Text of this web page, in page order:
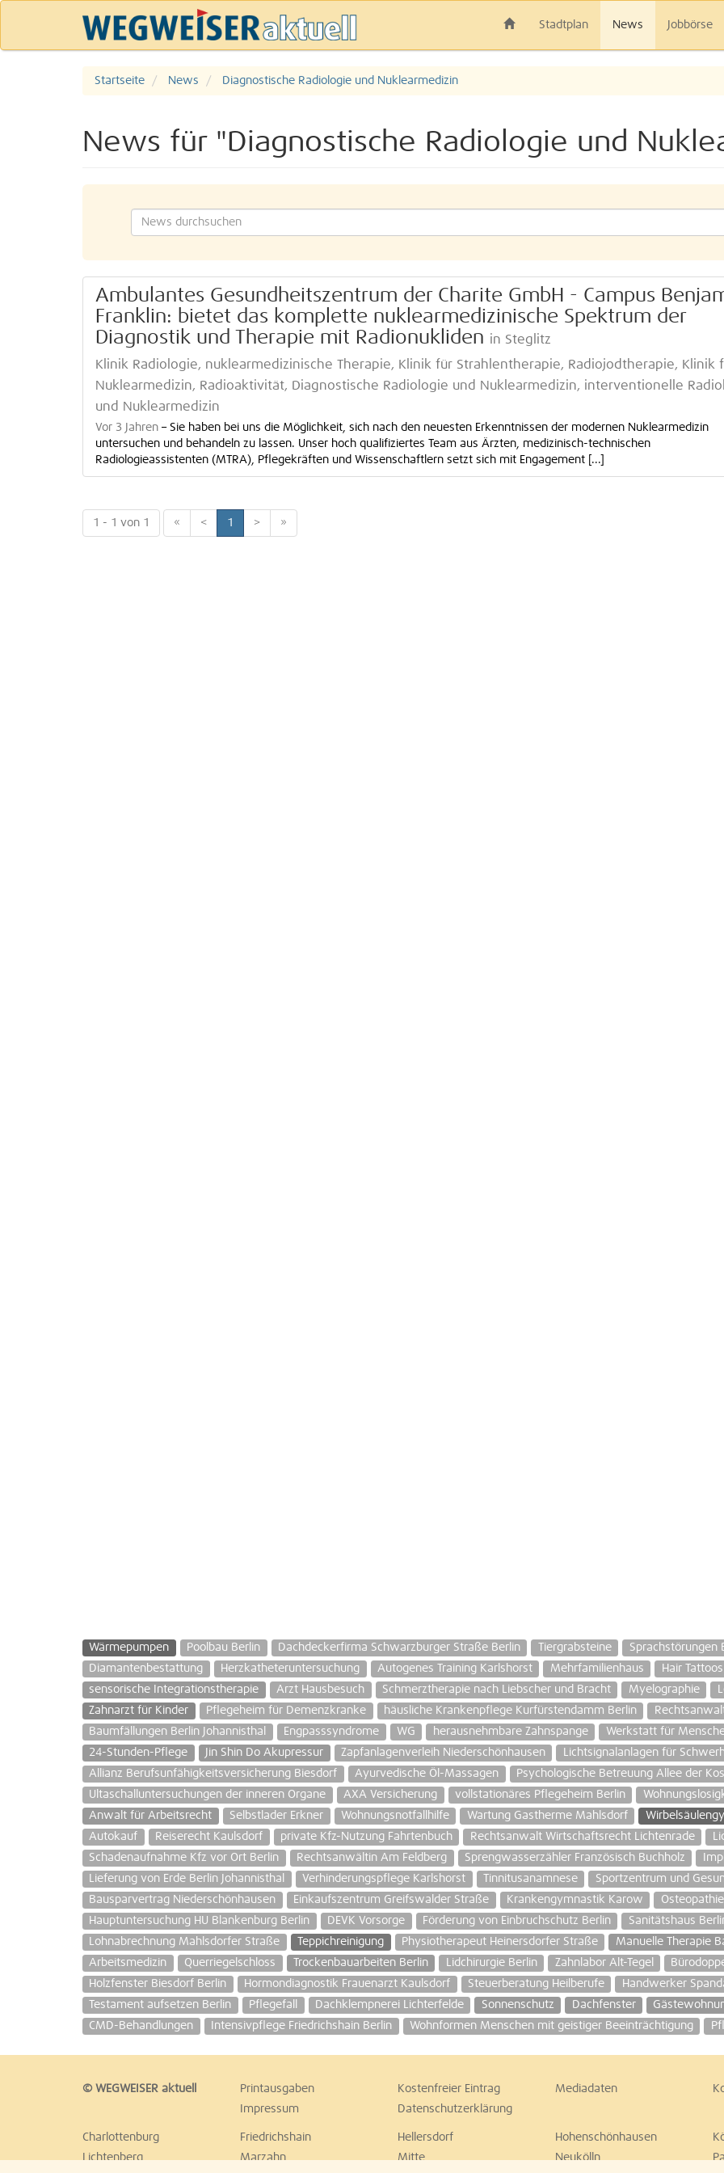
Stadtplan News Jobbörse
Startseite News Diagnostische Radiologie und Nuklearmedizin
News für "Diagnostische Radiologie und
Ambulantes Gesundheitszentrum der Charite GmbH - Campus
Franklin: bietet das komplette nuklearmedizinische Spektrum der
Diagnostik und Therapie mit Radionukliden in Steglitz
Klinik Radiologie, nuklearmedizinische Therapie, Klinik für Strahlentherapie, Radiojodtherapie, Klinik
Nuklearmedizin, Radioaktivität, Diagnostische Radiologie und Nuklearmedizin, interventionelle
und Nuklearmedizin
Vor 3 Jahren – Sie haben bei uns die Möglichkeit, sich nach den neuesten Erkenntnissen der modernen Nuklearmedizin
untersuchen und behandeln zu lassen. Unser hoch qualifiziertes Team aus Ärzten, medizinisch-technischen
Radiologieassistenten (MTRA), Pflegekräften und Wissenschaftlern setzt sich mit Engagement [...]
1 - 1 von 1 « < 1 > »
Wärmepumpen Poolbau Berlin Dachdeckerfirma Schwarzburger Straße Berlin Tiergrabsteine Sprachstörungen
Diamantenbestattung
Herzkatheteruntersuchung Autogenes Training Karlshorst Mehrfamilienhaus Hair
sensorische Integrationstherapie
Arzt Hausbesuch Schmerztherapie nach Liebscher und Bracht Myelographie
Zahnarzt für Kinder
Pflegeheim für Demenzkranke häusliche Krankenpflege Kurfürstendamm Berlin
Baumfällungen Berlin Johannisthal
Engpasssyndrome WG herausnehmbare Zahnspange Werkstatt für
24-Stunden-Pflege
Jin Shin Do Akupressur Zapfanlagenverleih Niederschönhausen
Lichtsignalanlagen für
Allianz Berufsunfähigkeitsversicherung Biesdorf
Ayurvedische Öl-Massagen Psychologische Betreuung Allee der
Ultaschalluntersuchungen der inneren Organe
AXA Versicherung vollstationäres Pflegeheim Berlin
Anwalt für Arbeitsrecht
Selbstlader Erkner Wohnungsnotfallhilfe Wartung Gastherme Mahlsdorf
Autokauf
Reiserecht Kaulsdorf private Kfz-Nutzung Fahrtenbuch Rechtsanwalt Wirtschaftsrecht Lichtenrade
Schadenaufnahme Kfz vor Ort Berlin
Rechtsanwältin Am Feldberg Sprengwasserzähler Französisch Buchholz
Lieferung von Erde Berlin Johannisthal
Verhinderungspflege Karlshorst Tinnitusanamnese Sportzentrum und
Bausparvertrag Niederschönhausen
Einkaufszentrum Greifswalder Straße Krankengymnastik Karow
Hauptuntersuchung HU Blankenburg Berlin
DEVK Vorsorge Förderung von Einbruchschutz Berlin Sanitätshaus
Lohnabrechnung Mahlsdorfer Straße
Teppichreinigung Physiotherapeut Heinersdorfer Straße Manuelle Therapie
Arbeitsmedizin
Querriegelschloss Trockenbauarbeiten Berlin Lidchirurgie Berlin Zahnlabor Alt-Tegel
Holzfenster Biesdorf Berlin
Hormondiagnostik Frauenarzt Kaulsdorf Steuerberatung Heilberufe Handwerker
Testament aufsetzen Berlin
Pflegefall Dachklempnerei Lichterfelde Sonnenschutz Dachfenster
CMD-Behandlungen
Intensivpflege Friedrichshain Berlin Wohnformen Menschen mit geistiger Beeinträchtigung
© WEGWEISER aktuell Printausgaben Kostenfreier Eintrag Mediadaten
Impressum
Datenschutzerklärung
Charlottenburg Friedrichshain Hellersdorf Hohenschönhausen
Lichtenberg
Marzahn Mitte Neukölln